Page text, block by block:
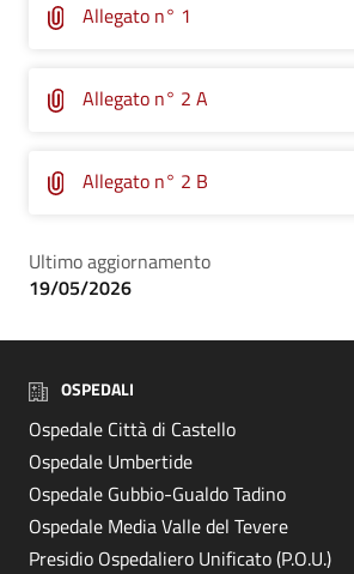
Allegato n° 1
Allegato n° 2 A
Allegato n° 2 B
Ultimo aggiornamento
19/05/2026
OSPEDALI
Ospedale Città di Castello
Ospedale Umbertide
Ospedale Gubbio-Gualdo Tadino
Ospedale Media Valle del Tevere
Presidio Ospedaliero Unificato (P.O.U.)